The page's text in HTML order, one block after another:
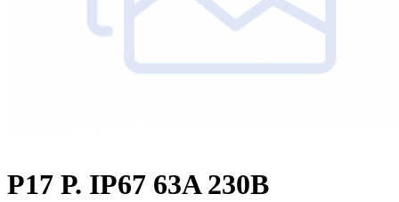
Р17 Р. IP67 63A 230В